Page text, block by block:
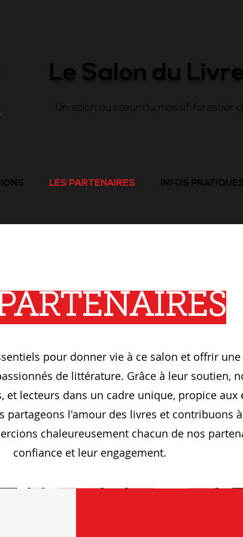
Le Salon du
Un salon au cœur du massif forestier
LES PARTENAIRES INFOS
pour donner vie à ce salon et offrir
de littérature. Grâce à leur soutien,
et lecteurs dans un cadre unique, propice aux
partageons l'amour des livres et contribuons
chaleureusement chacun de nos
confiance et leur engagement.